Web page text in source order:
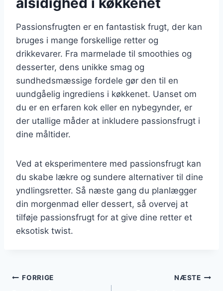
Passionsfrugten er en fantastisk frugt, der kan
bruges i mange forskellige retter og
drikkevarer. Fra marmelade til smoothies og
desserter, dens unikke smag og
sundhedsmæssige fordele gør den til en
uundgåelig ingrediens i køkkenet. Uanset om
du er en erfaren kok eller en nybegynder, er
der utallige måder at inkludere passionsfrugt i
dine måltider.
Ved at eksperimentere med passionsfrugt kan
du skabe lækre og sundere alternativer til dine
yndlingsretter. Så næste gang du planlægger
din morgenmad eller dessert, så overvej at
tilføje passionsfrugt for at give dine retter et
eksotisk twist.
Indlægsnavigation
FORRIGE NÆSTE